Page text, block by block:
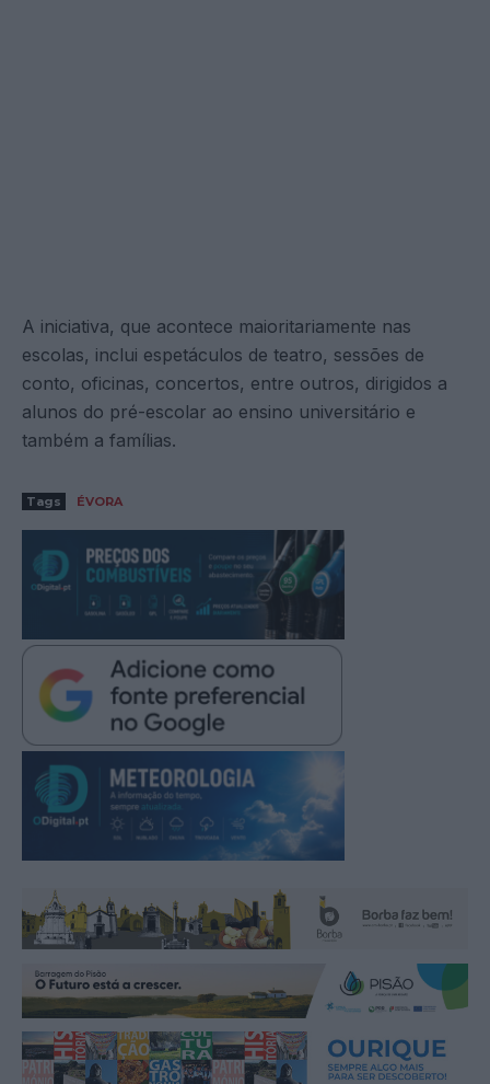
A iniciativa, que acontece maioritariamente nas
escolas, inclui espetáculos de teatro, sessões de
conto, oficinas, concertos, entre outros, dirigidos a
alunos do pré-escolar ao ensino universitário e
também a famílias.
Tags ÉVORA